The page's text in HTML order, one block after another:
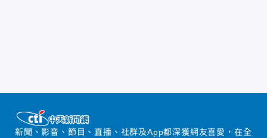
新聞、影音、節目、直播、社群及App都深獲網友喜愛，在全